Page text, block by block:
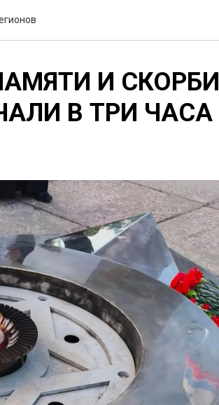
И СКОРБИ
В ТРИ ЧАСА